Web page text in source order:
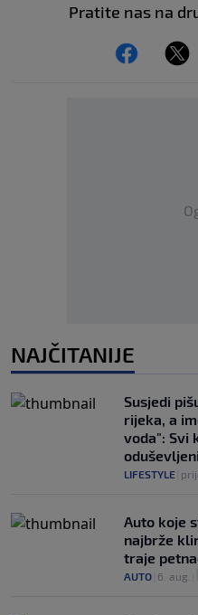
Pratite nas na
NAJČITANIJE
Susjedi
rijeka, a
voda": Svi
oduševljeni
LIFESTYLE
Auto koje
najbrže
traje
AUTO 6. aug.